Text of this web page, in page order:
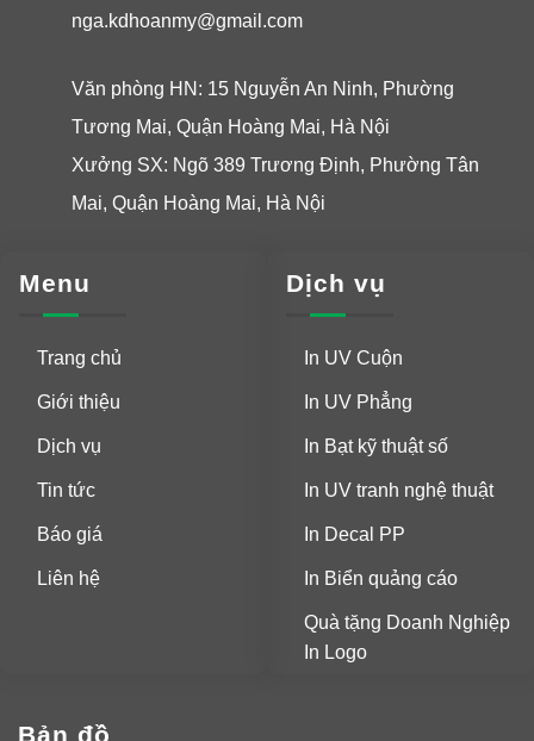
nga.kdhoanmy@gmail.com
Văn phòng HN: 15 Nguyễn An Ninh, Phường
Tương Mai, Quận Hoàng Mai, Hà Nội
Xưởng SX: Ngõ 389 Trương Định, Phường Tân
Mai, Quận Hoàng Mai, Hà Nội
Menu
Trang chủ
Giới thiệu
Dịch vụ
Tin tức
Báo giá
Liên hệ
Dịch vụ
In UV Cuộn
In UV Phẳng
In Bạt kỹ thuật số
In UV tranh nghệ thuật
In Decal PP
In Biển quảng cáo
Quà tặng Doanh Nghiệp
In Logo
Bản đồ